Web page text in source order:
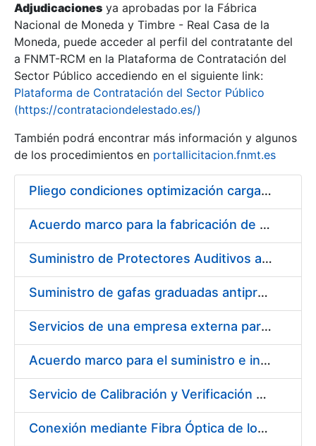
Mostrar/Ocultar
Mostrar/Ocultar
Adjudicaciones ya aprobadas por la Fábrica
Nacional de Moneda y Timbre - Real Casa de la
Moneda, puede acceder al perfil del contratante del
a FNMT-RCM en la Plataforma de Contratación del
Sector Público accediendo en el siguiente link:
Plataforma de Contratación del Sector Público
(https://contrataciondelestado.es/)
También podrá encontrar más información y algunos
de los procedimientos en portallicitacion.fnmt.es
Pliego condiciones optimización cargas compras firmado
Acuerdo marco para la fabricación de piezas
Suministro de Protectores Auditivos a medida para las personas trabajadoras de los Centros de Trabajo de Madrid y Burgos
Suministro de gafas graduadas antiproyecciones para los trabajadores de la FNMT-RCM en los centros de trabajo de Madrid y Burgos
Servicios de una empresa externa para el asesoramiento y resolución de los recursos de alzada que se presentan relacionados con procesos de selección para la FNMT-RCM
Acuerdo marco para el suministro e instalación de persianas, estores y otros complementos
Servicio de Calibración y Verificación Externa de los Equipos de Medición del Servicio de Prevención de la FNMT-RCM
Conexión mediante Fibra Óptica de los Centros de Proceso de Datos (CPDs) de las sedes de la FNMT-RCM de Burgos y Madrid